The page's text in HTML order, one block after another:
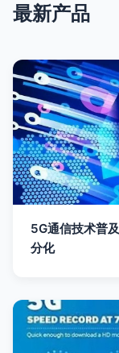
最新产品
5G通信技术普
分化